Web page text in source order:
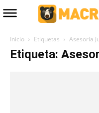
Inicio Etiquetas Asesoría
Etiqueta: